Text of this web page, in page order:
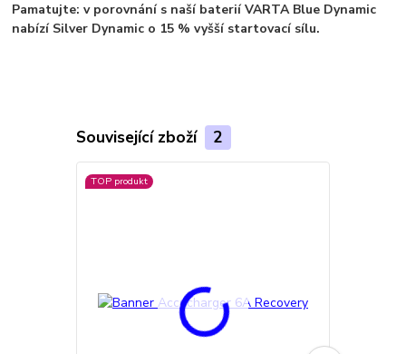
Pamatujte: v porovnání s naší baterií VARTA Blue Dynamic
nabízí Silver Dynamic o 15 % vyšší startovací sílu.
Související zboží 2
TOP produkt